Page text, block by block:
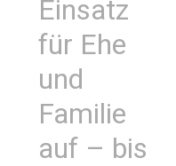
Einsatz
für Ehe
und
Familie
auf – bis